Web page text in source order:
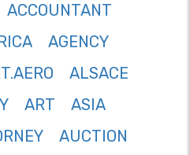
ACCOUNTANT
AGENCY
ALSACE
ART
ASIA
AUCTION